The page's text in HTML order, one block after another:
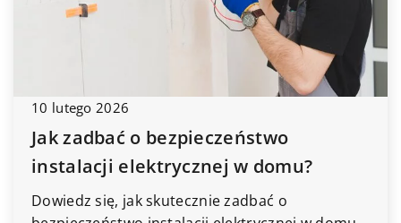
10 lutego 2026
Jak zadbać o bezpieczeństwo
instalacji elektrycznej w domu?
Dowiedz się, jak skutecznie zadbać o